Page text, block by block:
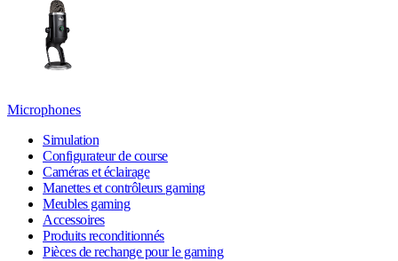
Microphones
Simulation
Configurateur de course
Caméras et éclairage
Manettes et contrôleurs gaming
Meubles gaming
Accessoires
Produits reconditionnés
Pièces de rechange pour le gaming